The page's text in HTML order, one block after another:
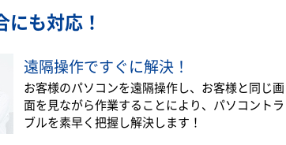
も対応！
遠隔操作ですぐに解決！
お客様のパソコンを遠隔操作し、お客様と同じ画
面を見ながら作業することにより、パソコントラ
ブルを素早く把握し解決します！